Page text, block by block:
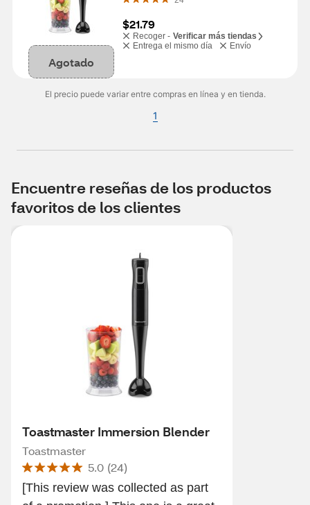
Agotado
$21.79
Recoger - Verificar más tiendas
Entrega el mismo día
Envío
El precio puede variar entre compras en línea y en tienda.
1
Encuentre reseñas de los productos
favoritos de los clientes
Toastmaster Immersion Blender
Toastmaster
5.0 (24)
[This review was collected as part